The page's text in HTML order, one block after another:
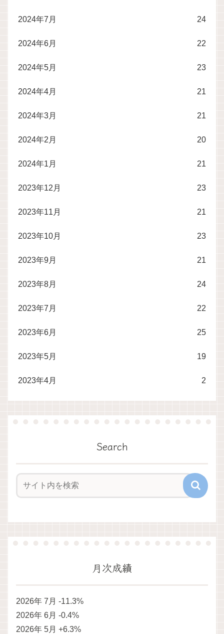
2024年7月 24
2024年6月 22
2024年5月 23
2024年4月 21
2024年3月 21
2024年2月 20
2024年1月 21
2023年12月 23
2023年11月 21
2023年10月 23
2023年9月 21
2023年8月 24
2023年7月 22
2023年6月 25
2023年5月 19
2023年4月 2
Search
月次成績
2026年 7月 -11.3%
2026年 6月 -0.4%
2026年 5月 +6.3%